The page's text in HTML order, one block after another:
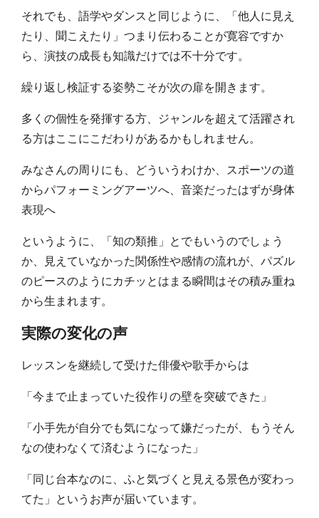
それでも、語学やダンスと同じように、「他人に見え
たり、聞こえたり」つまり伝わることが寛容ですか
ら、演技の成長も知識だけでは不十分です。
繰り返し検証する姿勢こそが次の扉を開きます。
多くの個性を発揮する方、ジャンルを超えて活躍され
る方はここにこだわりがあるかもしれません。
みなさんの周りにも、どういうわけか、スポーツの道
からパフォーミングアーツへ、音楽だったはずが身体
表現へ
というように、「知の類推」とでもいうのでしょう
か、見えていなかった関係性や感情の流れが、パズル
のピースのようにカチッとはまる瞬間はその積み重ね
から生まれます。
実際の変化の声
レッスンを継続して受けた俳優や歌手からは
「今まで止まっていた役作りの壁を突破できた」
「小手先が自分でも気になって嫌だったが、もうそん
なの使わなくて済むようになった」
「同じ台本なのに、ふと気づくと見える景色が変わっ
てた」というお声が届いています。